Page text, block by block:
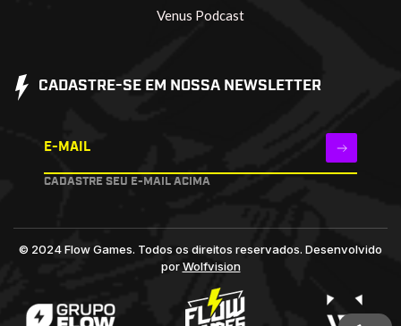
Venus Podcast
CADASTRE-SE EM NOSSA NEWSLETTER
E-MAIL
CADASTRE SEU E-MAIL ACIMA
© 2024 Flow Games. Todos os direitos reservados. Desenvolvido
porWolfvision